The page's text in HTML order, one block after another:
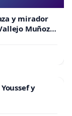
y mirador
Muñoz
y